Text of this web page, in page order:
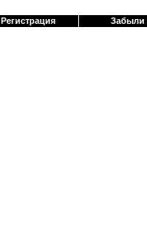
Регистрация Забыли